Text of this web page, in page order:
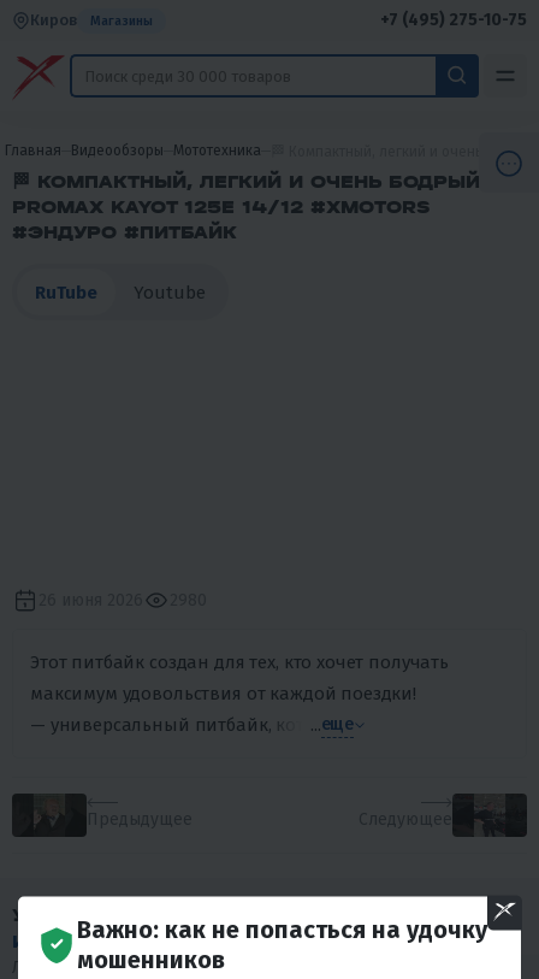
Киров Магазины +7 (495) 275-10-75
Главная Видеообзоры Мототехника 🏁 Компактный, легкий и очень
🏁 КОМПАКТНЫЙ, ЛЕГКИЙ И ОЧЕНЬ БОДРЫЙ.
PROMAX KAYOT 125E 14/12 #XMOTORS
#ЭНДУРО #ПИТБАЙК
RuTube Youtube
Этот питбайк создан для тех, кто хочет получать
максимум удовольствия от каждой поездки!
— универсальный питбайк, который отлично подойдет
...еще
Предыдущее Следующее
У НАС МНОГО
ИНТЕРЕСНОГО КОНТЕНТА!
Любишь драйв и интересуешься мототехникой?
Важно: как не попасться на удочку
мошенников